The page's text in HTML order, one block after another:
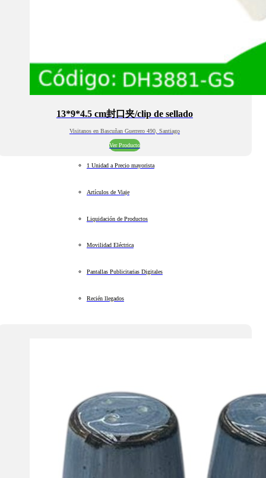
13*9*4.5 cm封口夹/clip de sellado
Visitanos en Bascuñan Guerrero 490, Santiago
Ver Producto
1 Unidad a Precio mayorista
Artículos de Viaje
Liquidación de Productos
Movilidad Eléctrica
Pantallas Publicitarias Digitales
Recién llegados